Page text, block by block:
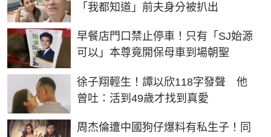
「我都知道」前夫身分被扒出
早餐店門口禁止停車！只有「SJ始源
可以」本尊竟開保母車到場朝聖
徐子翔輕生！譚以欣118字發聲 他
曾吐：活到49歲才找到真愛
周杰倫遭中國狗仔爆料有私生子！同